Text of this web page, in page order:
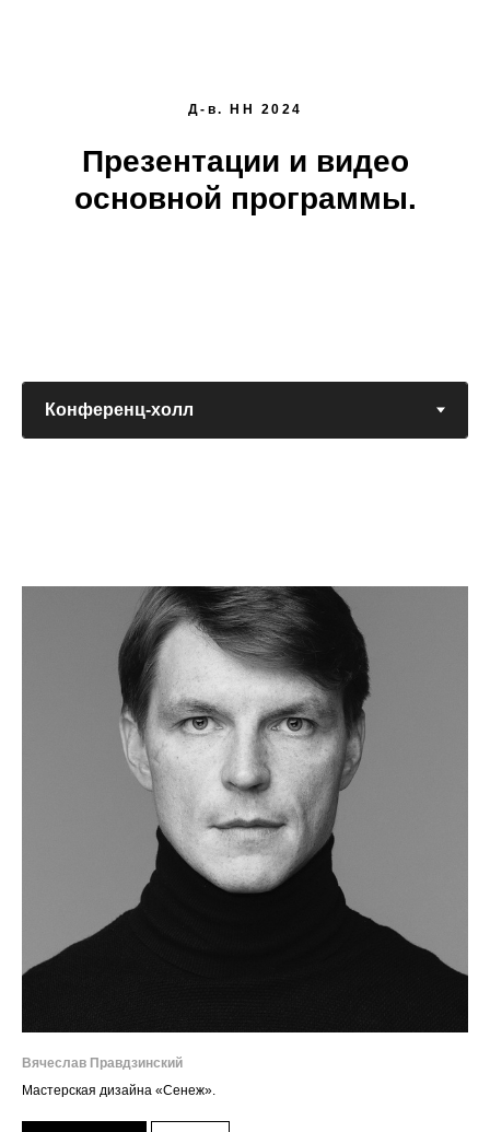
Д-в. НН 2024
Презентации и видео
основной программы.
Вячеслав Правдзинский
Мастерская дизайна «Сенеж».